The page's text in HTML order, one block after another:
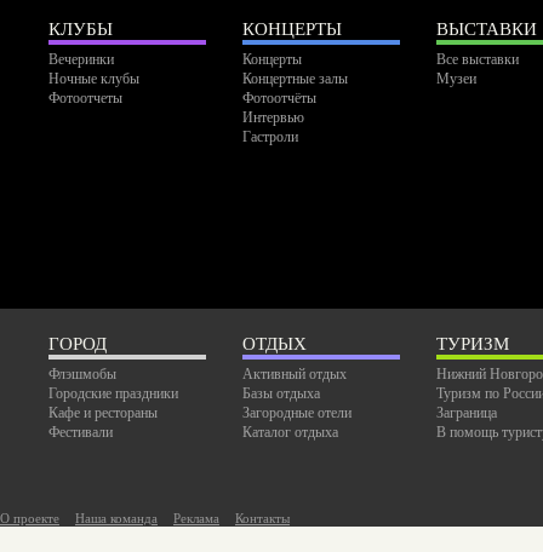
КЛУБЫ
Вечеринки
Ночные клубы
Фотоотчеты
КОНЦЕРТЫ
Концерты
Концертные залы
Фотоотчёты
Интервью
Гастроли
ВЫСТАВКИ
Все выставки
Музеи
ГОРОД
Флэшмобы
Городские праздники
Кафе и рестораны
Фестивали
ОТДЫХ
Активный отдых
Базы отдыха
Загородные отели
Каталог отдыха
ТУРИЗМ
Нижний
Туризм по
Заграница
В помощь
О проекте Наша команда Реклама Контакты